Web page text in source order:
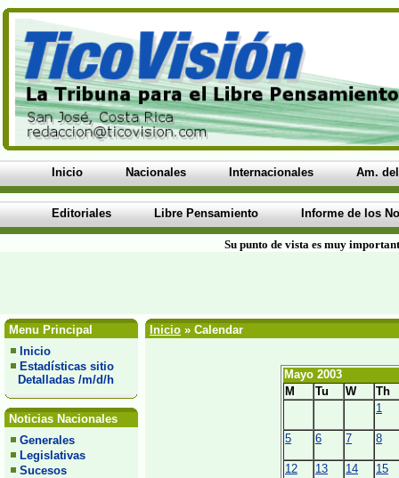
Inicio Nacionales Internacionales Am.
Editoriales Libre Pensamiento Informe de los
Su punto de vista es muy
Menu Principal
Inicio
Estadísticas sitio
Detalladas /m/d/h
Noticias Nacionales
Generales
Legislativas
Sucesos
Inicio » Calendar
Mayo 2003
M
Tu W
Th
1
5 6 7 8
12 13 14 15